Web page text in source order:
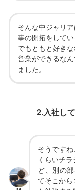
そんな中ジャリ
事の開拓をして
でもともと好き
営業ができるな
ました。
2.入社し
そうです
くらいチ
ど、別の
てそこか